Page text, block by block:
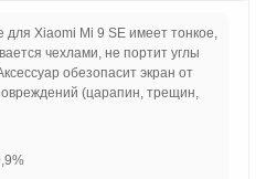
Xiaomi Mi 9 SE имеет тонкое,
чехлами, не портит углы
обезопасит экран от
(царапин, трещин,